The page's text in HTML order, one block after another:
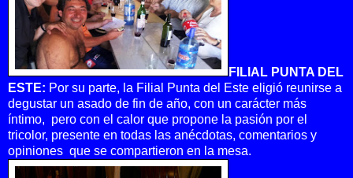
FILIAL PUNTA DEL
ESTE: Por su parte, la Filial Punta del Este eligió reunirse a
degustar un asado de fin de año, con un carácter más
íntimo, pero con el calor que propone la pasión por el
tricolor, presente en todas las anécdotas, comentarios y
opiniones que se compartieron en la mesa.